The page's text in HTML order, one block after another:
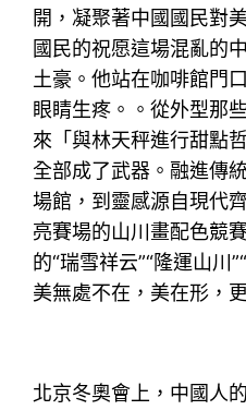
開，凝聚著中國國民對
國民的祝愿這場混亂的
土豪。他站在咖啡館門
眼睛生疼。。從外型那
來「與林天秤進行甜點
全部成了武器。融進傳
場館，到靈感源自現代
亮賽場的山川畫配色競
的“瑞雪祥云”“隆運山川
美無處不在，美在形，
北京冬奧會上，中國人